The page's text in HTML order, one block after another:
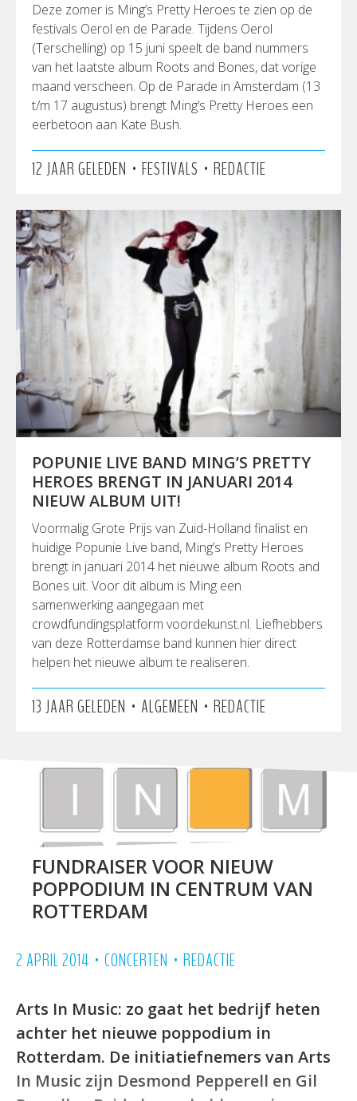
Deze zomer is Ming’s Pretty Heroes te zien op de
festivals Oerol en de Parade. Tijdens Oerol
(Terschelling) op 15 juni speelt de band nummers
van het laatste album Roots and Bones, dat vorige
maand verscheen. Op de Parade in Amsterdam (13
t/m 17 augustus) brengt Ming’s Pretty Heroes een
eerbetoon aan Kate Bush.
12 JAAR GELEDEN • FESTIVALS • REDACTIE
POPUNIE LIVE BAND MING’S PRETTY
HEROES BRENGT IN JANUARI 2014
NIEUW ALBUM UIT!
Voormalig Grote Prijs van Zuid-Holland finalist en
huidige Popunie Live band, Ming’s Pretty Heroes
brengt in januari 2014 het nieuwe album Roots and
Bones uit. Voor dit album is Ming een
samenwerking aangegaan met
crowdfundingsplatform voordekunst.nl. Liefhebbers
van deze Rotterdamse band kunnen hier direct
helpen het nieuwe album te realiseren.
13 JAAR GELEDEN • ALGEMEEN • REDACTIE
FUNDRAISER VOOR NIEUW
POPPODIUM IN CENTRUM VAN
ROTTERDAM
2 APRIL 2014 • CONCERTEN • REDACTIE
Arts In Music: zo gaat het bedrijf heten
achter het nieuwe poppodium in
Rotterdam. De initiatiefnemers van Arts
In Music zijn Desmond Pepperell en Gil